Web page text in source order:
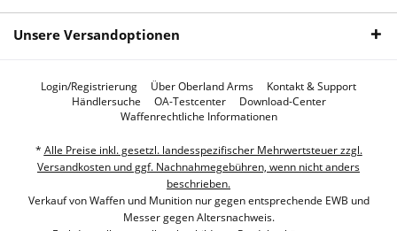
Unsere Versandoptionen
Login/Registrierung Über Oberland Arms
Kontakt & Support
Händlersuche
OA-Testcenter
Download-Center
Waffenrechtliche Informationen
* Alle Preise inkl. gesetzl. landesspezifischer Mehrwertsteuer zzgl.
Versandkosten und ggf. Nachnahmegebühren, wenn nicht anders
beschrieben.
Verkauf von Waffen und Munition nur gegen entsprechende EWB und
Messer gegen Altersnachweis.